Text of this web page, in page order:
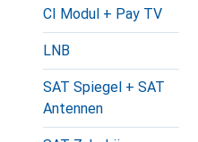
CI Modul + Pay TV
LNB
SAT Spiegel + SAT
Antennen